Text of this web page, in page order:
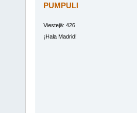
PUMPULI
Viestejä: 426
¡Hala Madrid!